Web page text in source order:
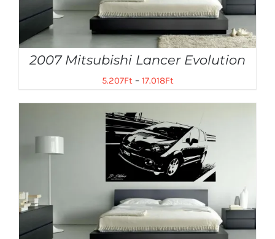
2007 Mitsubishi Lancer Evolution
5.207Ft– 17.018Ft